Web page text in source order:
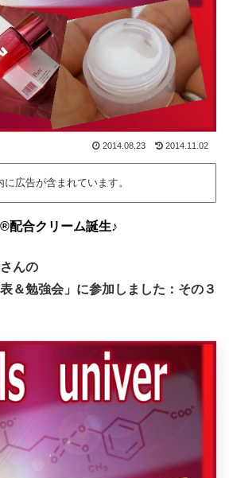
2014.08.23 2014.11.02
に広告が含まれています。
配合クリーム誕生♪
んの
＆勉強会」に参加しました：その３